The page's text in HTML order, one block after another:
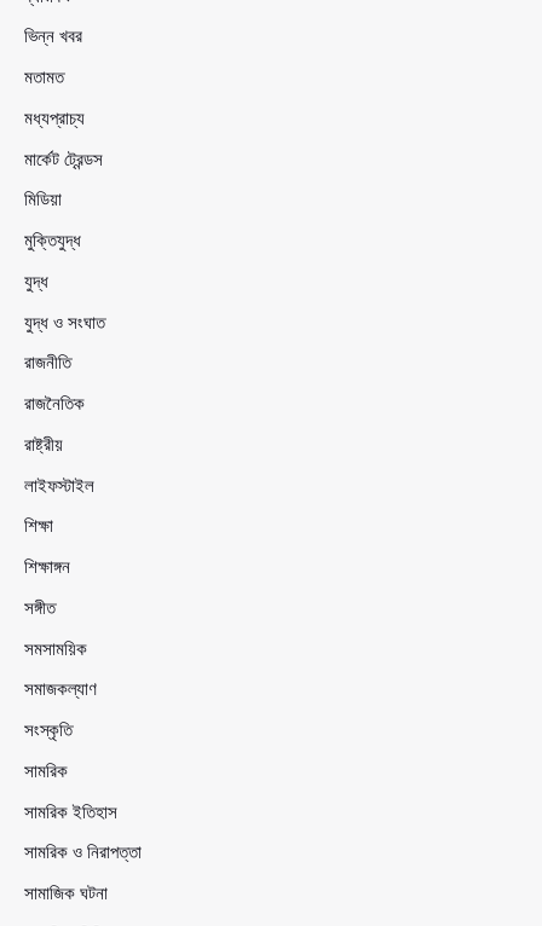
ভিন্ন খবর
মতামত
মধ্যপ্রাচ্য
মার্কেট ট্রেন্ডস
মিডিয়া
মুক্তিযুদ্ধ
যুদ্ধ
যুদ্ধ ও সংঘাত
রাজনীতি
রাজনৈতিক
রাষ্ট্রীয়
লাইফস্টাইল
শিক্ষা
শিক্ষাঙ্গন
সঙ্গীত
সমসাময়িক
সমাজকল্যাণ
সংস্কৃতি
সামরিক
সামরিক ইতিহাস
সামরিক ও নিরাপত্তা
সামাজিক ঘটনা